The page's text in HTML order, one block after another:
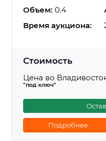
Объем: 0.4
Время аукциона:
Стоимость
Цена во
"под ключ"
Подробнее